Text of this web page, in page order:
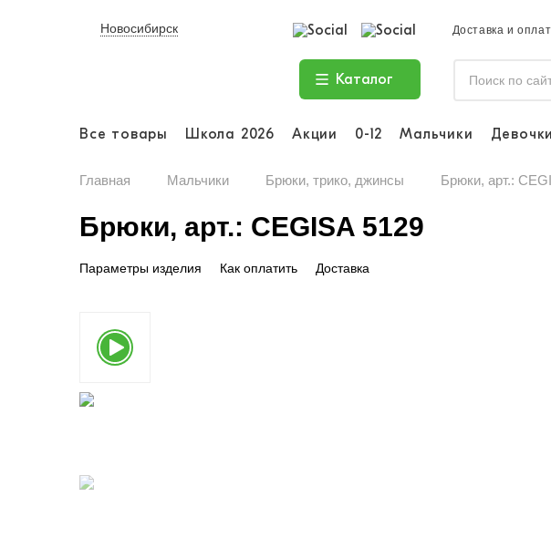
Новосибирск Доставка и
Каталог
Все товары Школа 2026 Акции 0-12 Мальчики Девочки
Главная Мальчики Брюки, трико, джинсы Брюки, арт.:
Брюки, арт.: CEGISA 5129
Параметры изделия Как оплатить Доставка